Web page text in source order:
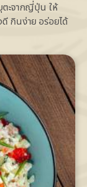
ตะจากญี่ปุ่น ให้
กินง่าย อร่อยได้